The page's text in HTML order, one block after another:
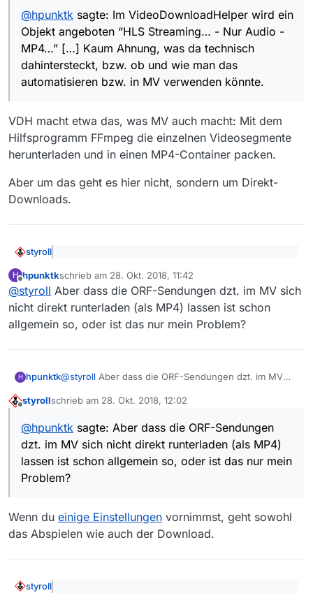
Den angebotenen Download NICHT
machen/annehmen
Im VideoDownloadHelper wird ein Objekt
angeboten “HLS Streaming… - Nur Audio -
MP4…”
Download starten und es wird eine Media.mp4
Umbenennen.
ob und wie man das automatisieren bzw. in MV
verwenden könnte. Das ist wohl Sache der Gurus.
@hpunktk sagte: Im VideoDownloadHelper wird ein
Objekt angeboten “HLS Streaming… - Nur Audio -
MP4…” […] Kaum Ahnung, was da technisch
dahintersteckt, bzw. ob und wie man das
automatisieren bzw. in MV verwenden könnte.
VDH macht etwa das, was MV auch macht: Mit dem
Hilfsprogramm FFmpeg die einzelnen Videosegmente
herunterladen und in einen MP4-Container packen.
Aber um das geht es hier nicht, sondern um Direkt-
Downloads.
styroll
ein Objekt angeboten “HLS Streaming… - Nur
Audio - MP4…” […] Kaum Ahnung, was da
technisch dahintersteckt, bzw. ob und wie man das
automatisieren bzw. in MV verwenden könnte.
VDH macht etwa das, was MV auch macht: Mit dem
Hilfsprogramm FFmpeg die einzelnen Videosegmente
herunterladen und in einen MP4-Container packen.
Aber um das geht es hier nicht, sondern um Direkt-
Downloads.
H
Offline
hpunktkschrieb am 28. Okt. 2018, 11:42
zuletzt editiert von
@styroll Aber dass die ORF-Sendungen dzt. im MV sich
nicht direkt runterladen (als MP4) lassen ist schon
allgemein so, oder ist das nur mein Problem?
H hpunktk@styroll Aber dass die ORF-Sendungen dzt. im MV
schon allgemein so, oder ist das nur mein Problem?
styrollschrieb am 28. Okt. 2018, 12:02
zuletzt editiert von
@hpunktk sagte: Aber dass die ORF-Sendungen
dzt. im MV sich nicht direkt runterladen (als MP4)
lassen ist schon allgemein so, oder ist das nur mein
Problem?
Wenn du einige Einstellungen vornimmst, geht sowohl
das Abspielen wie auch der Download.
styroll